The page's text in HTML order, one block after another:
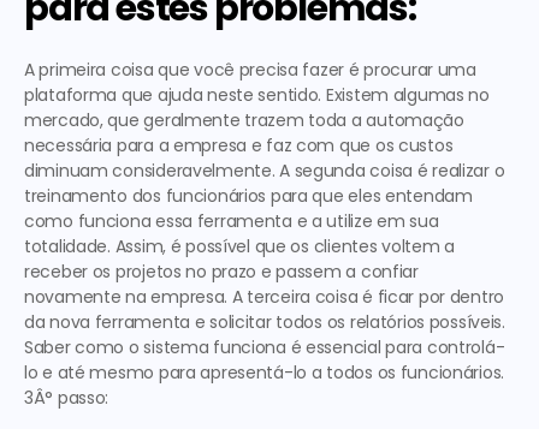
A primeira coisa que você precisa fazer é procurar uma
plataforma que ajuda neste sentido. Existem algumas no
mercado, que geralmente trazem toda a automação
necessária para a empresa e faz com que os custos
diminuam consideravelmente. A segunda coisa é realizar o
treinamento dos funcionários para que eles entendam
como funciona essa ferramenta e a utilize em sua
totalidade. Assim, é possível que os clientes voltem a
receber os projetos no prazo e passem a confiar
novamente na empresa. A terceira coisa é ficar por dentro
da nova ferramenta e solicitar todos os relatórios possíveis.
Saber como o sistema funciona é essencial para controlá-
3Â° passo: